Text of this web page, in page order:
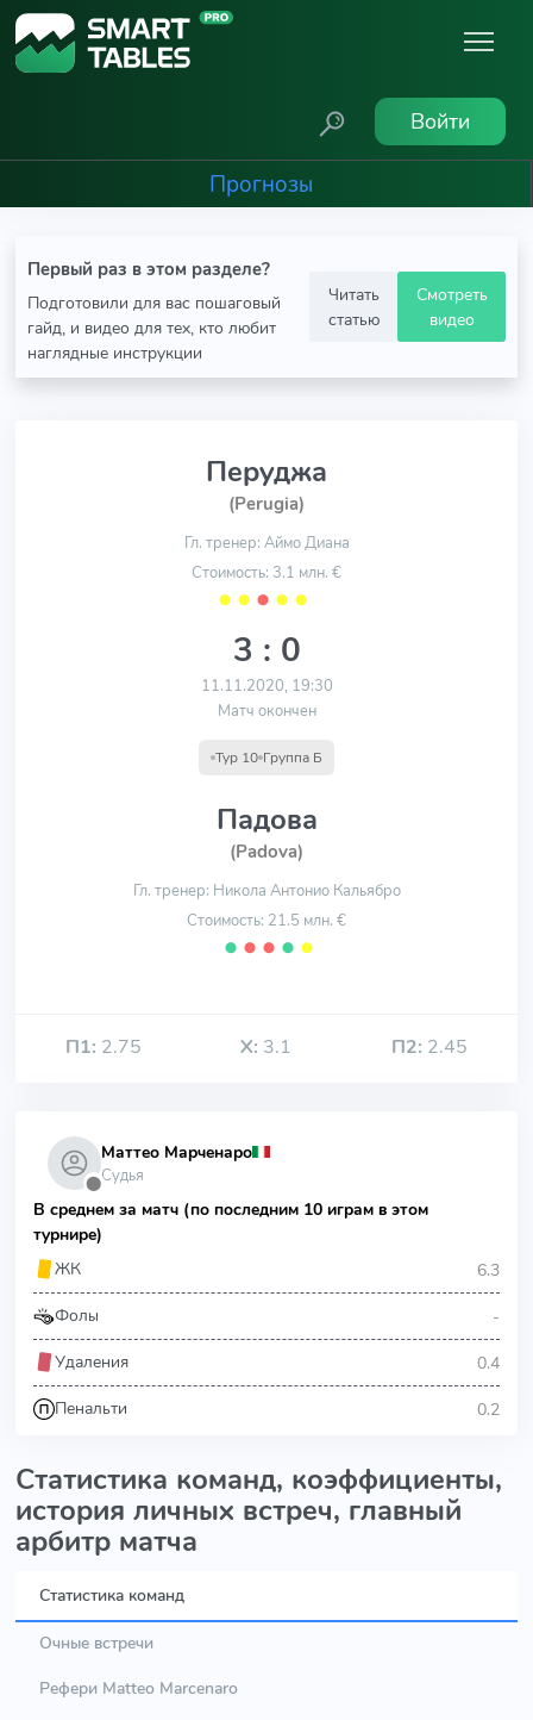
Войти
Прогнозы
Первый раз в этом разделе?
Подготовили для вас пошаговый
гайд, и видео для тех, кто любит
наглядные инструкции
Читать
статью
Смотреть
видео
Перуджа
(Perugia)
Гл. тренер: Аймо Диана
Стоимость: 3.1 млн. €
⬤ ⬤ ⬤ ⬤ ⬤
3 : 0
11.11.2020, 19:30
Матч окончен
Тур 10 Группа Б
Падова
(Padova)
Гл. тренер: Никола Антонио Кальябро
Стоимость: 21.5 млн. €
⬤ ⬤ ⬤ ⬤ ⬤
П1: 2.75 Х: 3.1 П2: 2.45
⬤
Маттео Марченаро
Судья
В среднем за матч (по последним 10 играм в этом
турнире)
ЖК
6.3
Фолы -
Удаления 0.4
Пенальти 0.2
Статистика команд, коэффициенты,
история личных встреч, главный
арбитр матча
Статистика команд
Очные встречи
Рефери Matteo Marcenaro